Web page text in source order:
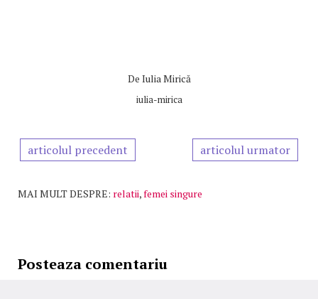
De Iulia Mirică
iulia-mirica
articolul precedent articolul urmator
MAI MULT DESPRE: relatii,femei singure
Posteaza comentariu